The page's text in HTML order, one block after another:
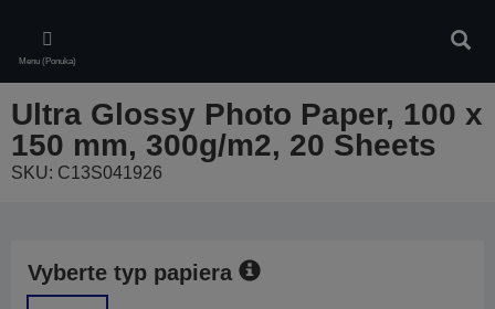
main
content
Menu (Ponuka)
Ultra Glossy Photo Paper, 100 x
150 mm, 300g/m2, 20 Sheets
SKU: C13S041926
Vyberte typ papiera